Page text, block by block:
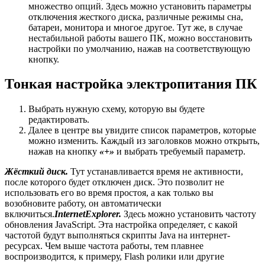
множество опций. Здесь можно установить параметры
отключения жесткого диска, различные режимы сна,
батареи, монитора и многое другое. Тут же, в случае
нестабильной работы вашего ПК, можно восстановить
настройки по умолчанию, нажав на соответствующую
кнопку.
Тонкая настройка электропитания ПК
Выбрать нужную схему, которую вы будете
редактировать.
Далее в центре вы увидите список параметров, которые
можно изменить. Каждый из заголовков можно открыть,
нажав на кнопку «+» и выбрать требуемый параметр.
Жёсткий диск. Тут устанавливается время не активности,
после которого будет отключен диск. Это позволит не
использовать его во время простоя, а как только вы
возобновите работу, он автоматически
включиться.InternetExplorer. Здесь можно установить частоту
обновления JavaScript. Эта настройка определяет, с какой
частотой будут выполняться скрипты Java на интернет-
ресурсах. Чем выше частота работы, тем плавнее
воспроизводится, к примеру, Flash ролики или другие